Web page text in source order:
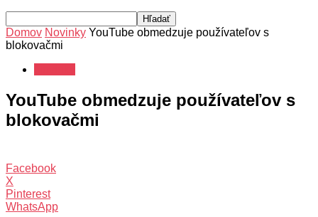
Domov Novinky YouTube obmedzuje používateľov s
blokovačmi
YouTube obmedzuje používateľov s
blokovačmi
Facebook
X
Pinterest
WhatsApp